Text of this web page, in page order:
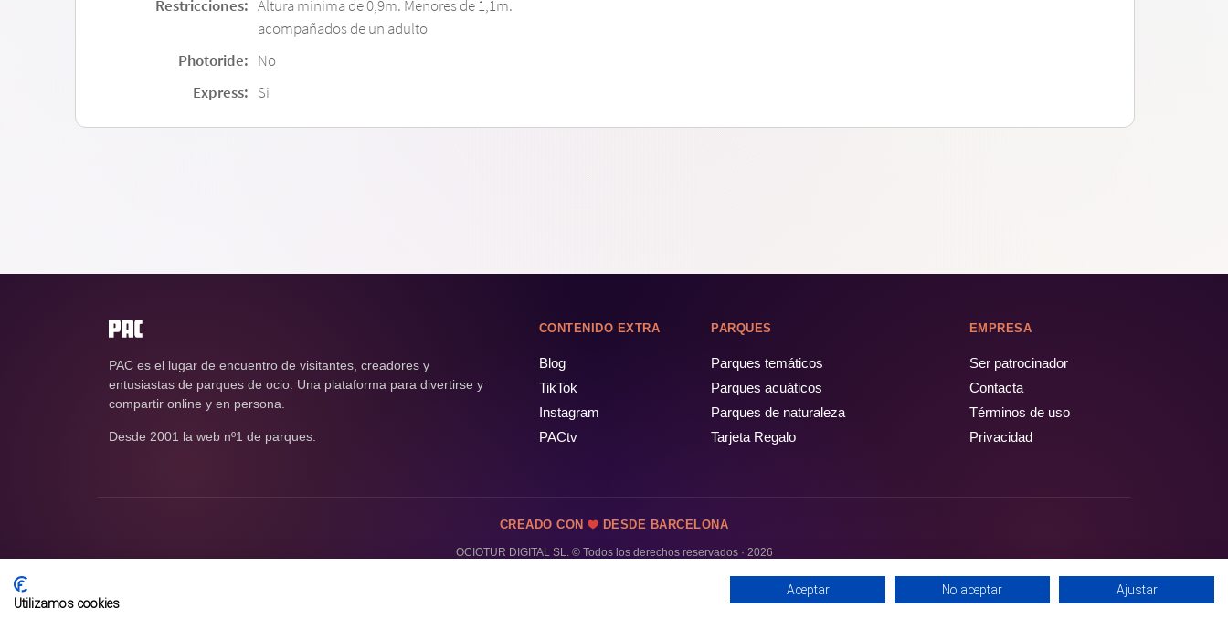
Restricciones: Altura minima de 0,9m. Menores de 1,1m.
acompañados de un adulto
Photoride: No
Express: Si
PAC es el lugar de encuentro de visitantes, creadores y
entusiastas de parques de ocio. Una plataforma para divertirse y
compartir online y en persona.
Desde 2001 la web nº1 de parques.
CONTENIDO EXTRA
Blog
TikTok
Instagram
PACtv
PARQUES
Parques temáticos
Parques acuáticos
Parques de naturaleza
Tarjeta Regalo
EMPRESA
Ser patrocinador
Contacta
Términos de uso
Privacidad
CREADO CON DESDE BARCELONA
OCIOTUR DIGITAL SL. © Todos los derechos reservados · 2026
Utilizamos cookies
Aceptar No aceptar Ajustar